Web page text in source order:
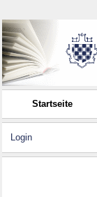
Startseite
Login